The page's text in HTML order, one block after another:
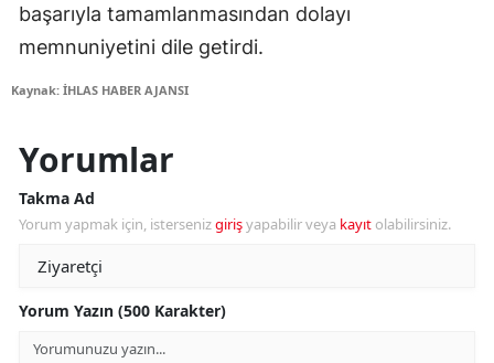
başarıyla tamamlanmasından dolayı
memnuniyetini dile getirdi.
Kaynak: İHLAS HABER AJANSI
Yorumlar
Takma Ad
Yorum yapmak için, istersenizgirişyapabilir veya kayıt olabilirsiniz.
Yorum Yazın (500 Karakter)